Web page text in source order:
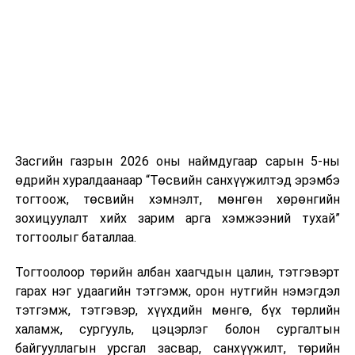
Шинэ хууль Францын зах зээлд үйлчилдэг гадаадын
дуудлагын төвүүдэд нөлөөлөхөөр байна. Тухайлбал,
Мароккогийн дуудлагын төвүүдийн орлогын 80 гаруй
хувь Францын зах зээлээс бүрддэг бөгөөд тус улсын
40–50 мянган ажлын байр эрсдэлд орж болзошгүйг
Засгийн газрын 2026 оны наймдугаар сарын 5-ны
өдрийн хуралдаанаар “Төсвийн санхүүжилтэд эрэмбэ
тогтоож, төсвийн хэмнэлт, мөнгөн хөрөнгийн
зохицуулалт хийх зарим арга хэмжээний тухай”
тогтоолыг баталлаа.
Тогтоолоор төрийн албан хаагчдын цалин, тэтгэвэрт
гарах нэг удаагийн тэтгэмж, орон нутгийн нэмэгдэл
тэтгэмж, тэтгэвэр, хүүхдийн мөнгө, бүх төрлийн
халамж, сургууль, цэцэрлэг болон сургалтын
байгууллагын урсгал засвар, санхүүжилт, төрийн